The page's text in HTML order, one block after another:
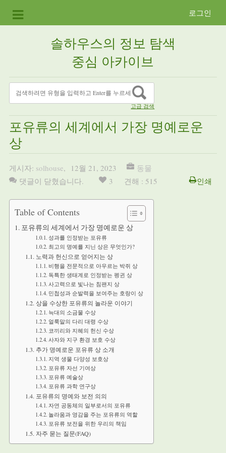
로그인
솔하우스의 정보 탐색
중심 아카이브
고급 검색
포유류의 세계에서 가장 명예로운
상
게시자: solhouse, 12월 21, 2023
동물
댓글이 닫혔습니다.
3 견해 : 515 인쇄
Table of Contents
포유류의 세계에서 가장 명예로운 상
성과를 인정받는 포유류
최고의 명예를 지닌 상은 무엇인가?
노력과 헌신으로 얻어지는 상
비행을 전문적으로 아우르는 박쥐 상
독특한 생태계로 인정받는 펭귄 상
사고력으로 빛나는 침팬지 상
민첩성과 순발력을 보여주는 호랑이 상
상을 수상한 포유류의 놀라운 이야기
늑대의 소금물 수상
얼룩말의 다리 대령 수상
코끼리와 지혜의 헌신 수상
사자와 지구 환경 보호 수상
추가 명예로운 포유류 상 소개
지역 생물 다양성 보호상
포유류 자선 기여상
포유류 예술상
포유류 과학 연구상
포유류의 명예와 보전 의의
자연 공동체의 일부로서의 포유류
놀라움과 영감을 주는 포유류의 역할
포유류 보전을 위한 우리의 책임
자주 묻는 질문(FAQ)